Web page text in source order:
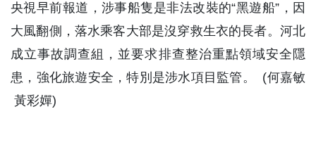
央視早前報道，涉事船隻是非法改裝的“黑遊船”，因
大風翻側，落水乘客大部是沒穿救生衣的長者。河北
成立事故調查組，並要求排查整治重點領域安全隱
患，強化旅遊安全，特別是涉水項目監管。 (何嘉敏
黃彩嬋)